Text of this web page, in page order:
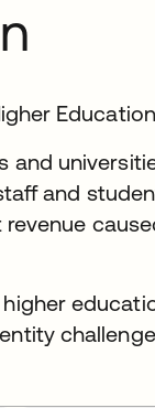
Education
and
and